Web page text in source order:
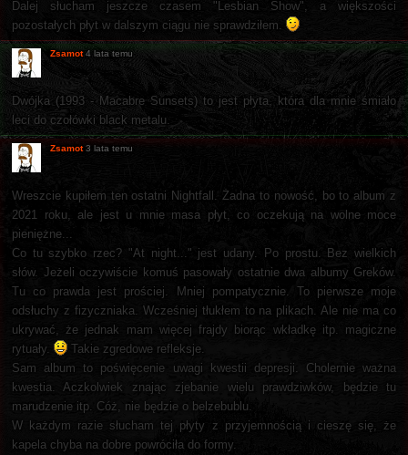
Dalej słucham jeszcze czasem "Lesbian Show", a większości
pozostałych płyt w dalszym ciągu nie sprawdziłem.
Zsamot 4 lata temu
Dwójka (1993 - Macabre Sunsets) to jest płyta, która dla mnie śmiało
leci do czołówki black metalu.
Zsamot 3 lata temu
Wreszcie kupiłem ten ostatni Nightfall. Żadna to nowość, bo to album z
2021 roku, ale jest u mnie masa płyt, co oczekują na wolne moce
pieniężne...
Co tu szybko rzec? "At night..." jest udany. Po prostu. Bez wielkich
słów. Jeżeli oczywiście komuś pasowały ostatnie dwa albumy Greków.
Tu co prawda jest prościej. Mniej pompatycznie. To pierwsze moje
odsłuchy z fizyczniaka. Wcześniej tłukłem to na plikach. Ale nie ma co
ukrywać, że jednak mam więcej frajdy biorąc wkładkę itp. magiczne
rytuały.
Takie zgredowe refleksje.
Sam album to poświęcenie uwagi kwestii depresji. Cholernie ważna
kwestia. Aczkolwiek znając zjebanie wielu prawdziwków, będzie tu
marudzenie itp. Cóż, nie będzie o belzebublu.
W każdym razie słucham tej płyty z przyjemnością i cieszę się, że
kapela chyba na dobre powróciła do formy.